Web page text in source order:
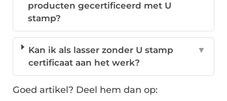
producten gecertificeerd met U
stamp?
Kan ik als lasser zonder U stamp
certificaat aan het werk?
▼
Goed artikel? Deel hem dan op: